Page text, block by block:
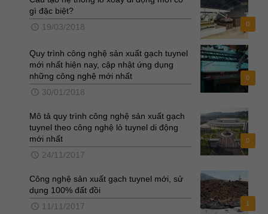
0
gì đặc biệt?
19/03/2018
0
Quy trình công nghệ sản xuất gạch tuynel
mới nhất hiện nay, cập nhật ứng dụng
những công nghệ mới nhất
30/01/2018
0
Mô tả quy trình công nghệ sản xuất gạch
tuynel theo công nghệ lò tuynel di động
mới nhất
24/11/2017
1
Công nghệ sản xuất gạch tuynel mới, sử
dụng 100% đất đồi
11/11/2017